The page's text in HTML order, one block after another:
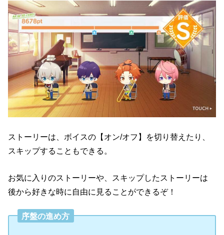
ストーリーは、ボイスの【オン/オフ】を切り替えたり、
スキップすることもできる。
お気に入りのストーリーや、スキップしたストーリーは
後から好きな時に自由に見ることができるぞ！
序盤の進め方